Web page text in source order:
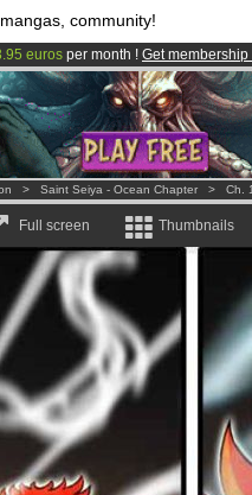
community!
euros per month ! Get membership
!.
1000 comics & mangas!.
> Saint Seiya - Ocean Chapter > Ch.
Full screen Thumbnails